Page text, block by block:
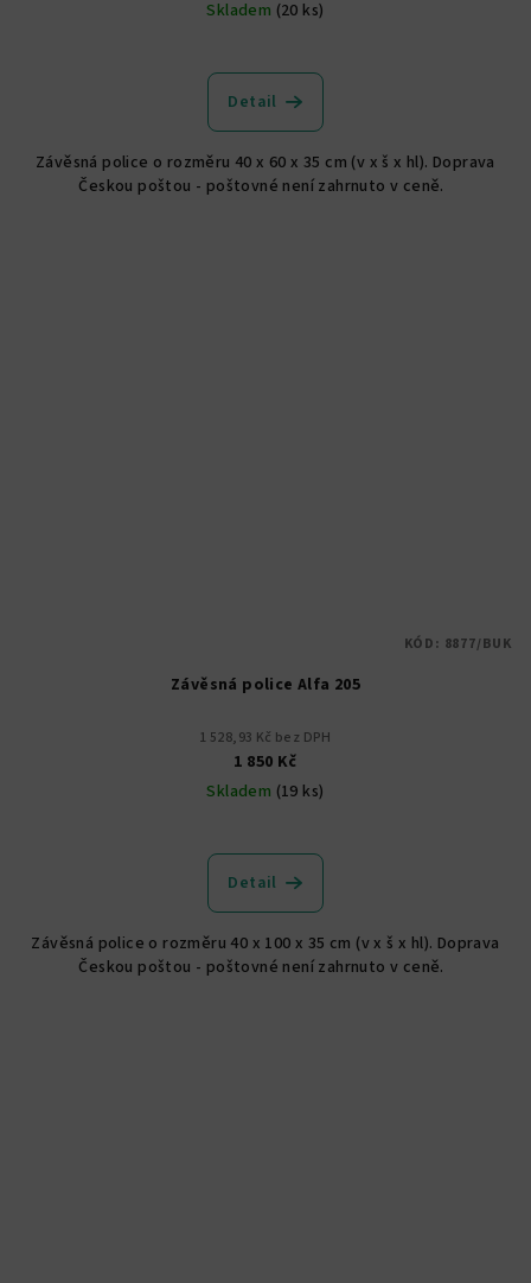
Skladem (20 ks)
Detail
Závěsná police o rozměru 40 x 60 x 35 cm (v x š x hl). Doprava
Českou poštou - poštovné není zahrnuto v ceně.
Závěsná police Alfa 205
1 528,93 Kč bez DPH
1 850 Kč
Skladem (19 ks)
Detail
Závěsná police o rozměru 40 x 100 x 35 cm (v x š x hl). Doprava
Českou poštou - poštovné není zahrnuto v ceně.
KÓD: 8877/BUK